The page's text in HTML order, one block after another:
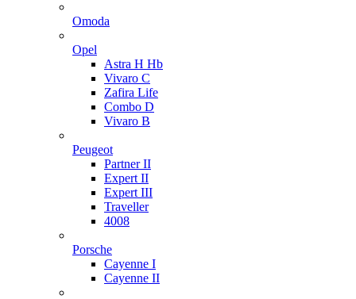
Omoda
Opel
Astra H Hb
Vivaro C
Zafira Life
Combo D
Vivaro B
Peugeot
Partner II
Expert II
Expert III
Traveller
4008
Porsche
Cayenne I
Cayenne II